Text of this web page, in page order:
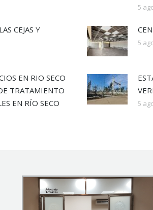
5
CEJAS Y
5
EN RIO SECO
TRATAMIENTO
EN RÍO SECO
5